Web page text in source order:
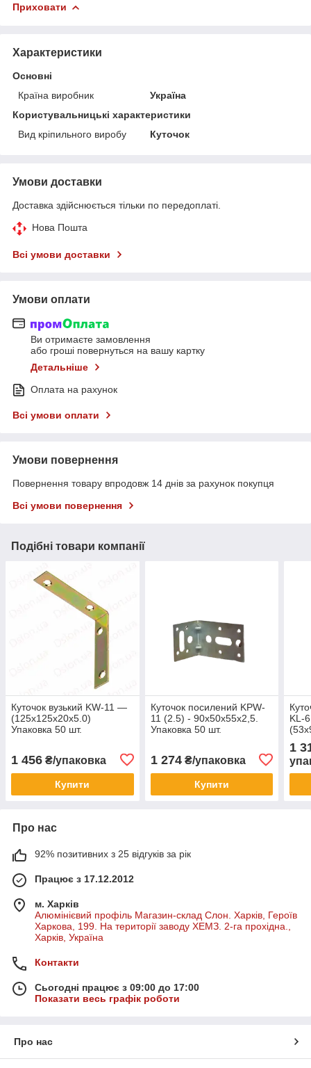
Приховати
Характеристики
Основні
Країна виробник
Україна
Користувальницькі характеристики
Вид кріпильного виробу
Куточок
Умови доставки
Доставка здійснюється тільки по передоплаті.
Нова Пошта
Всі умови доставки
Умови оплати
Ви отримаєте замовлення
або гроші повернуться на вашу картку
Детальніше
Оплата на рахунок
Всі умови оплати
Умови повернення
Повернення товару впродовж 14 днів за рахунок покупця
Всі умови повернення
Подібні товари компанії
Куточок вузький KW-11 —
(125х125х20х5.0)
Упаковка 50 шт.
1 456 ₴/упаковка
Купити
Куточок посилений KPW-
11 (2.5) - 90х50х55х2,5.
Упаковка 50 шт.
1 274₴/упаковка
Купити
KL-
1
Про нас
92% позитивних з 25 відгуків за рік
Працює з 17.12.2012
м. Харків
Алюмінієвий профіль Магазин-склад Слон. Харків, Героїв
Харкова, 199. На території заводу ХЕМЗ. 2-га прохідна.,
Харків, Україна
Контакти
Сьогодні працює з 09:00 до 17:00
Показати весь графік роботи
Про нас